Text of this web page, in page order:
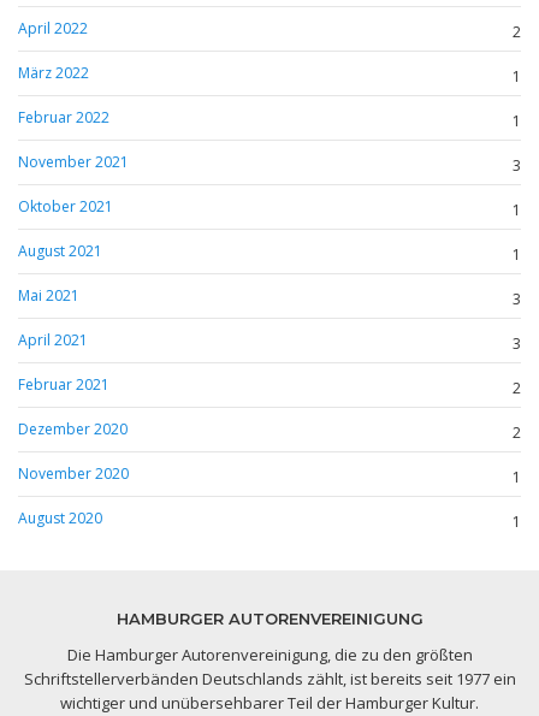
April 2022
2
März 2022
1
Februar 2022
1
November 2021
3
Oktober 2021
1
August 2021
1
Mai 2021
3
April 2021
3
Februar 2021
2
Dezember 2020
2
November 2020
1
August 2020
1
HAMBURGER AUTORENVEREINIGUNG
Die Hamburger Autorenvereinigung, die zu den größten
Schriftstellerverbänden Deutschlands zählt, ist bereits seit 1977 ein
wichtiger und unübersehbarer Teil der Hamburger Kultur.